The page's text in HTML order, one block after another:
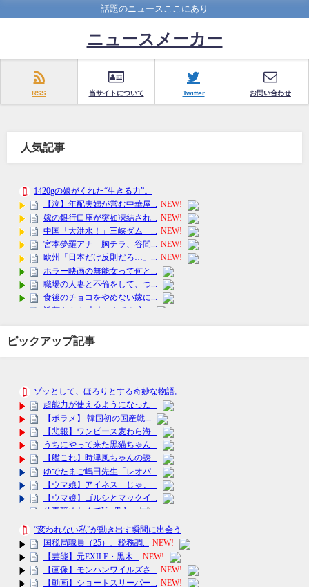
話題のニュースここにあり
ニュースメーカー
RSS 当サイトについて Twitter お問い合わせ
人気記事
ピックアップ記事